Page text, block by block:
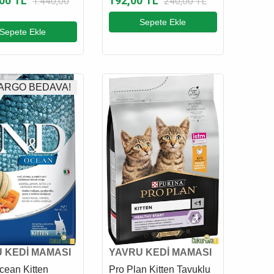
Ödül
425 Gr
Sepete Ekle
Sepete Ekle
BEDAVA!
KEDİ MAMASI
Kitten
YAVRU KEDİ MAMASI
Pro Plan Kitten Tavuklu